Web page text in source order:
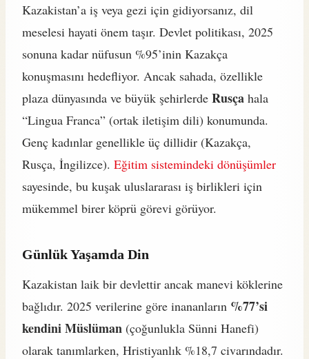
Kazakistan’a iş veya gezi için gidiyorsanız, dil
meselesi hayati önem taşır. Devlet politikası, 2025
sonuna kadar nüfusun %95’inin Kazakça
konuşmasını hedefliyor. Ancak sahada, özellikle
plaza dünyasında ve büyük şehirlerde Rusça hala
“Lingua Franca” (ortak iletişim dili) konumunda.
Genç kadınlar genellikle üç dillidir (Kazakça,
Rusça, İngilizce). Eğitim sistemindeki dönüşümler
sayesinde, bu kuşak uluslararası iş birlikleri için
mükemmel birer köprü görevi görüyor.
Günlük Yaşamda Din
Kazakistan laik bir devlettir ancak manevi köklerine
bağlıdır. 2025 verilerine göre inananların %77’si
kendini Müslüman (çoğunlukla Sünni Hanefi)
olarak tanımlarken, Hristiyanlık %18,7 civarındadır.